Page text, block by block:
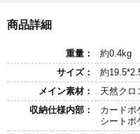
商品詳細
重量：
約0.4kg
サイズ：
約
メイン素材：
天然クロ
収納仕様内部：
カードポ
シートポ